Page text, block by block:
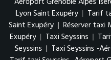
Lyon Saint Exupéry | Tarif
Saint Exupéry | Réserver taxi
Exupéry | Taxi Seyssins |
Seyssins | Taxi Seyssins -